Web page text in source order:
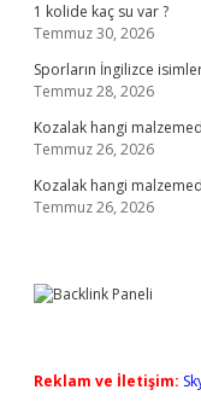
1 kolide kaç su var ?
Temmuz 30, 2026
Sporların İngilizce
Temmuz 28, 2026
Kozalak hangi
Temmuz 26, 2026
Kozalak hangi
Temmuz 26, 2026
Reklam ve İletişim: